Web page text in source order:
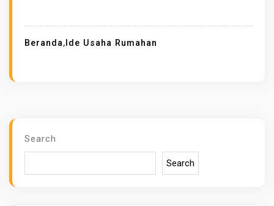
Beranda, Ide Usaha Rumahan
Search
Search